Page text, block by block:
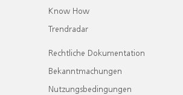
Know How
Trendradar
Rechtliche Dokumentation
Bekanntmachungen
Nutzungsbedingungen